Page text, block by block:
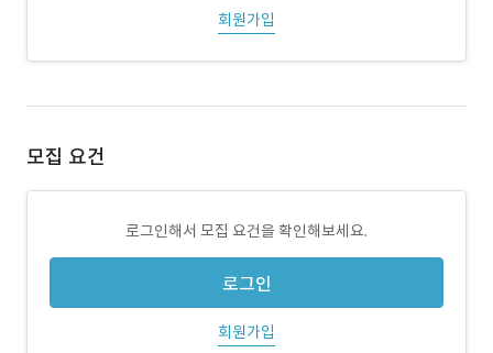
회원가입
모집 요건
로그인해서 모집 요건을 확인해보세요.
로그인
회원가입